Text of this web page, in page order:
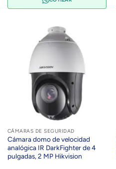
CÁMARAS DE SEGURIDAD
Cámara domo de velocidad
analógica IR DarkFighter de 4
pulgadas, 2 MP Hikvision